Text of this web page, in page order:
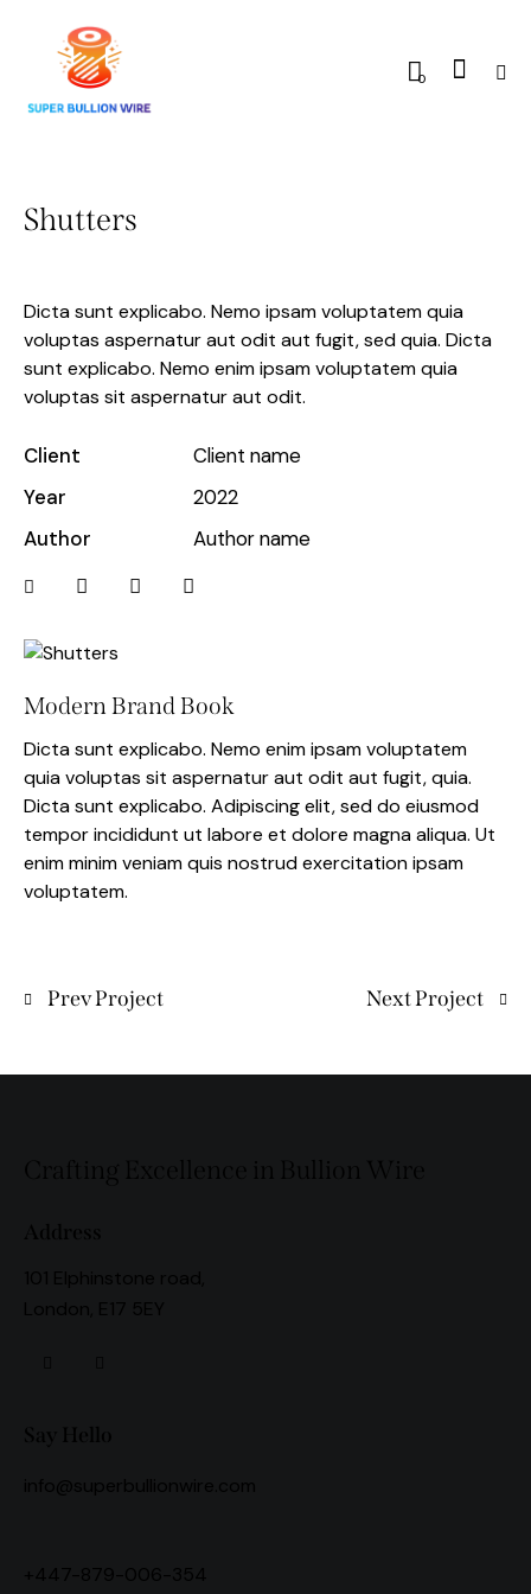
0
Shutters
Modern Brand Book
Dicta sunt explicabo. Nemo enim ipsam voluptatem
quia voluptas sit aspernatur aut odit aut fugit, quia.
Dicta sunt explicabo. Adipiscing elit, sed do eiusmod
tempor incididunt ut labore et dolore magna aliqua. Ut
enim minim veniam quis nostrud exercitation ipsam
voluptatem.
Dicta sunt explicabo. Nemo ipsam voluptatem quia
voluptas aspernatur aut odit aut fugit, sed quia. Dicta
sunt explicabo. Nemo enim ipsam voluptatem quia
voluptas sit aspernatur aut odit.
Client
Client name
Year
2022
Author
Author name
Prev Project Next Project